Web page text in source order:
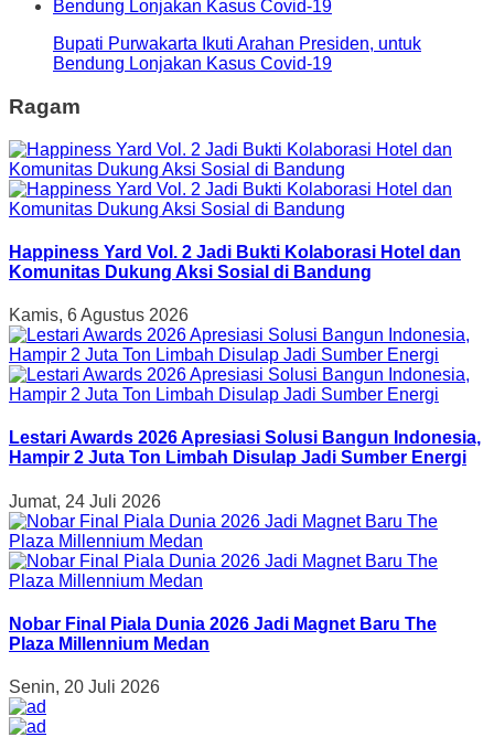
Bupati Purwakarta Ikuti Arahan Presiden, untuk
Bendung Lonjakan Kasus Covid-19
Ragam
Happiness Yard Vol. 2 Jadi Bukti Kolaborasi Hotel dan
Komunitas Dukung Aksi Sosial di Bandung
Kamis, 6 Agustus 2026
Lestari Awards 2026 Apresiasi Solusi Bangun Indonesia,
Hampir 2 Juta Ton Limbah Disulap Jadi Sumber Energi
Jumat, 24 Juli 2026
Nobar Final Piala Dunia 2026 Jadi Magnet Baru The
Plaza Millennium Medan
Senin, 20 Juli 2026